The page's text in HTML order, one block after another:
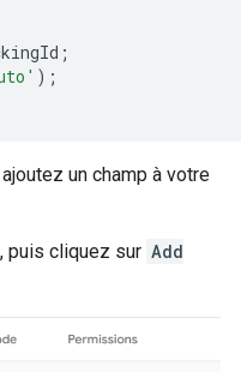
;
);
ajoutez un champ à votre
, puis cliquez sur Add